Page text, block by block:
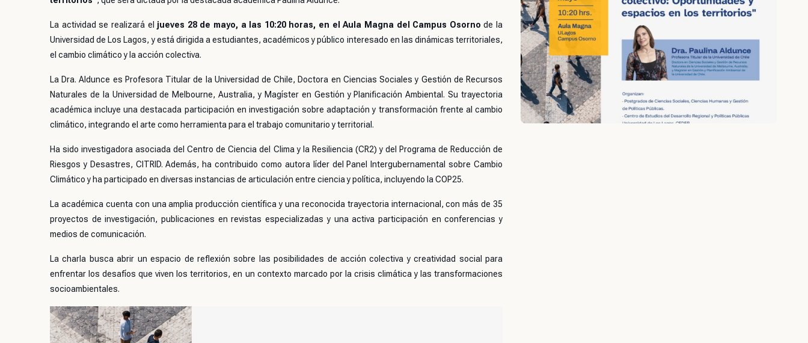
La actividad se realizará el jueves 28 de mayo, a las 10:20 horas, en el Aula Magna del Campus Osorno de la
Universidad de Los Lagos, y está dirigida a estudiantes, académicos y público interesado en las dinámicas territoriales,
el cambio climático y la acción colectiva.
La Dra. Aldunce es Profesora Titular de la Universidad de Chile, Doctora en Ciencias Sociales y Gestión de Recursos
Naturales de la Universidad de Melbourne, Australia, y Magíster en Gestión y Planificación Ambiental. Su trayectoria
académica incluye una destacada participación en investigación sobre adaptación y transformación frente al cambio
climático, integrando el arte como herramienta para el trabajo comunitario y territorial.
Ha sido investigadora asociada delCentro de Ciencia del Clima y la Resiliencia (CR2) y del Programa de Reducción de
Riesgos y Desastres, CITRID. Además, ha contribuido como autora líder del Panel Intergubernamental sobre Cambio
Climáticoy ha participado en diversas instancias de articulación entre ciencia y política, incluyendo la COP25.
La académica cuenta con una amplia producción científica y una reconocida trayectoria internacional, con más de 35
proyectos de investigación, publicaciones en revistas especializadas y una activa participación en conferencias y
medios de comunicación.
La charla busca abrir un espacio de reflexión sobre las posibilidades de acción colectiva y creatividad social para
enfrentar los desafíos que viven los territorios, en un contexto marcado por la crisis climática y las transformaciones
socioambientales.